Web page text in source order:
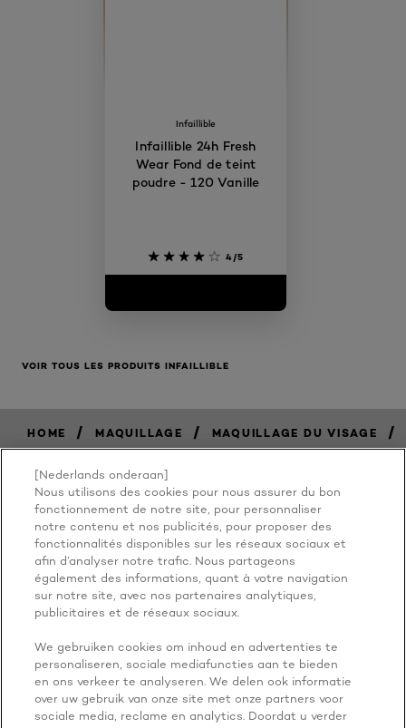
Infaillible
Infaillible 24h Fresh
Wear Fond de teint
poudre - 120 Vanille
4/5
VOIR TOUS LES PRODUITS INFAILLIBLE
HOME / MAQUILLAGE / MAQUILLAGE DU VISAGE /
BECAUSE
YOU'RE
WORTH IT
[Nederlands onderaan]
Nous utilisons des cookies pour nous assurer du bon
fonctionnement de notre site, pour personnaliser
notre contenu et nos publicités, pour proposer des
fonctionnalités disponibles sur les réseaux sociaux et
afin d’analyser notre trafic. Nous partageons
également des informations, quant à votre navigation
sur notre site, avec nos partenaires analytiques,
publicitaires et de réseaux sociaux.
We gebruiken cookies om inhoud en advertenties te
personaliseren, sociale mediafuncties aan te bieden
en ons verkeer te analyseren. We delen ook informatie
over uw gebruik van onze site met onze partners voor
sociale media, reclame en analytics. Doordat u verder